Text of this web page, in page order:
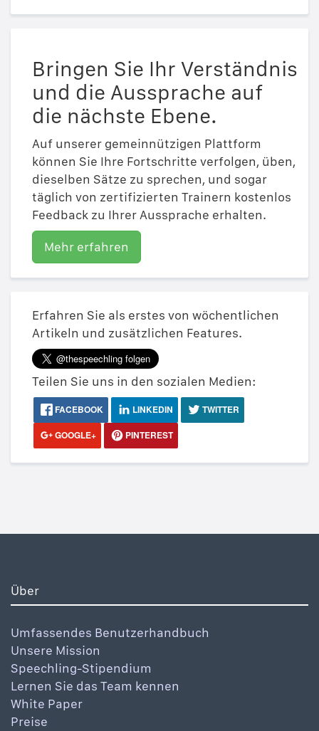
Bringen Sie Ihr Verständnis
und die Aussprache auf
die nächste Ebene.
Auf unserer gemeinnützigen Plattform
können Sie Ihre Fortschritte verfolgen, üben,
dieselben Sätze zu sprechen, und sogar
täglich von zertifizierten Trainern kostenlos
Feedback zu Ihrer Aussprache erhalten.
Mehr erfahren
Erfahren Sie als erstes von wöchentlichen
Artikeln und zusätzlichen Features.
Teilen Sie uns in den sozialen Medien:
FACEBOOK LINKEDIN
TWITTER
GOOGLE+
PINTEREST
Über
Umfassendes Benutzerhandbuch
Unsere Mission
Speechling-Stipendium
Lernen Sie das Team kennen
White Paper
Preise